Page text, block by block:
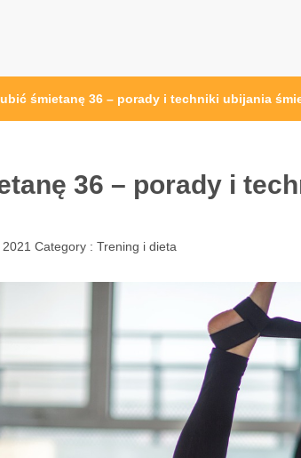
rowery, sklep ze sprzętem sportowym
śmietanę 36 – porady i techniki ubijania
36 – porady i
Category : Trening i dieta